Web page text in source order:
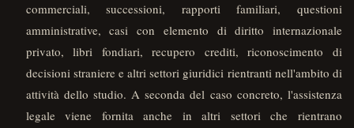
commerciali, successioni, rapporti familiari, questioni
amministrative, casi con elemento di diritto internazionale
privato, libri fondiari, recupero crediti, riconoscimento di
decisioni straniere e altri settori giuridici rientranti nell'ambito di
attività dello studio. A seconda del caso concreto, l'assistenza
legale viene fornita anche in altri settori che rientrano